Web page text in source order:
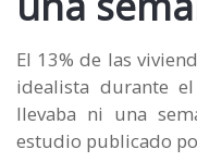
El 13% de las
idealista durante
llevaba ni una
estudio publicado